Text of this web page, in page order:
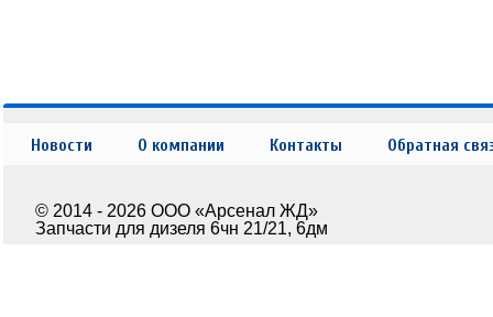
Новости О компании Контакты Обратная
© 2014 - 2026 ООО «Арсенал ЖД»
Запчасти для дизеля 6чн 21/21, 6дм